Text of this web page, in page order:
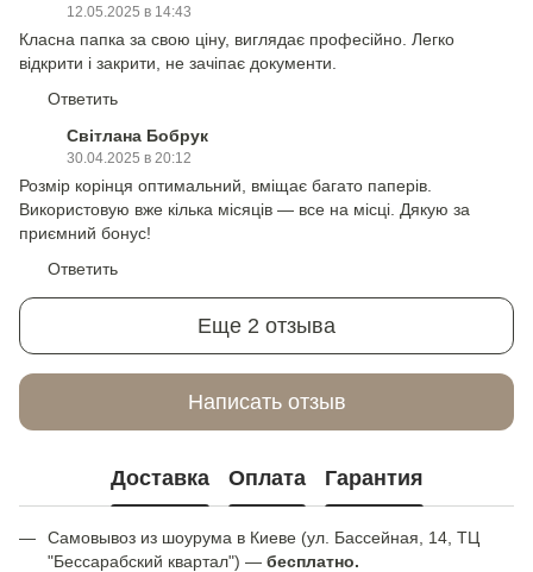
12.05.2025 в 14:43
Класна папка за свою ціну, виглядає професійно. Легко
відкрити і закрити, не зачіпає документи.
Ответить
Світлана Бобрук
30.04.2025 в 20:12
Розмір корінця оптимальний, вміщає багато паперів.
Використовую вже кілька місяців — все на місці. Дякую за
приємний бонус!
Ответить
Еще 2 отзыва
Написать отзыв
Доставка Оплата Гарантия
Самовывоз из шоурума в Киеве (ул. Бассейная, 14, ТЦ
"Бессарабский квартал") — бесплатно.